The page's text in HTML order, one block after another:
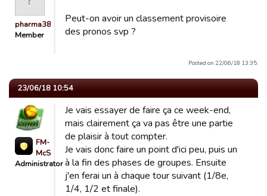
pharma38
Member
Peut-on avoir un classement provisoire
des pronos svp ?
Posted on 22/06/18 13:35.
23/06/18 10:54
FM-
McSimdu72
Administrator
Je vais essayer de faire ça ce week-end,
mais clairement ça va pas être une partie
de plaisir à tout compter.
Je vais donc faire un point d'ici peu, puis un
à la fin des phases de groupes. Ensuite
j'en ferai un à chaque tour suivant (1/8e,
1/4, 1/2 et finale).